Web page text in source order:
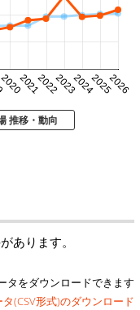
2020202120222023202420252026
推移・動向
あります。
タをダウンロードできます
(CSV形式)のダウンロード